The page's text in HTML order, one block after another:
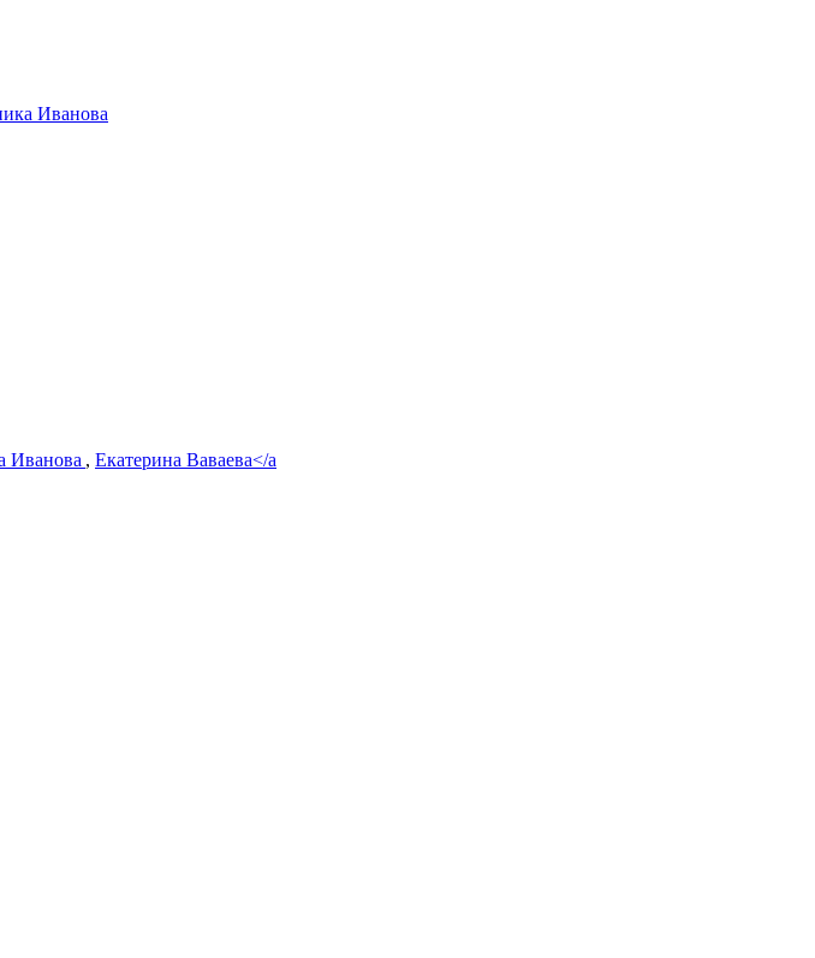
Иванова
Иванова , Екатерина Ваваева</a